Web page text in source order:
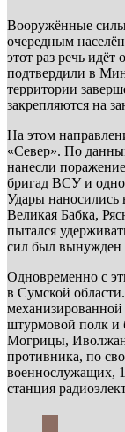
Вооружённые силы
очередным
этот раз речь
подтвердили в
территории
закрепляются на
На этом
«Север». По
нанесли
бригад ВСУ и
Удары наносились
Великая Бабка,
пытался
сил был вынужден
Одновременно с
в Сумской
штурмовой полк и
Могрицы,
противника, по
военнослужащих,
станция